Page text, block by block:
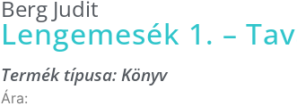
Berg Judit
Lengemesék 1. –
Termék típusa:Könyv